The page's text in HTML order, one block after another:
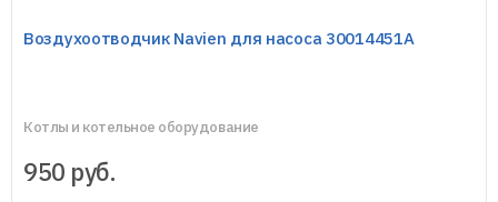
Воздухоотводчик Navien для насоса 30014451А
Котлы и котельное оборудование
950 руб.